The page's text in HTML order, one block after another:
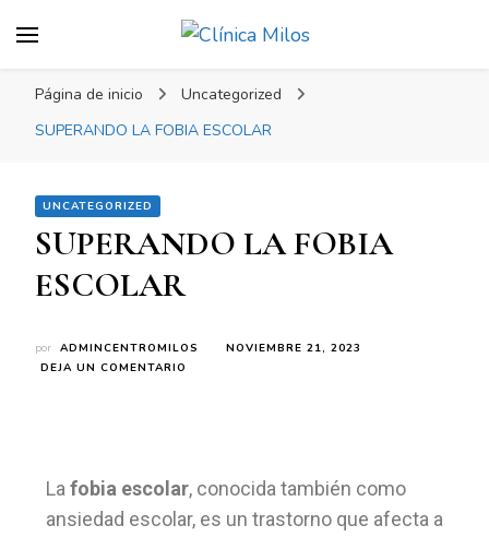
Página de inicio
Uncategorized
SUPERANDO LA FOBIA ESCOLAR
UNCATEGORIZED
SUPERANDO LA FOBIA
ESCOLAR
por ADMINCENTROMILOS
NOVIEMBRE 21, 2023
DEJA UN COMENTARIO
La fobia escolar, conocida también como
ansiedad escolar, es un trastorno que afecta a